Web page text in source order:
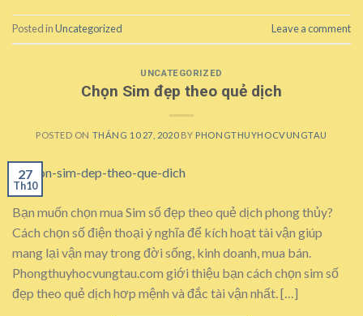
Posted inUncategorized Leave a comment
UNCATEGORIZED
Chọn Sim đẹp theo quẻ dịch
POSTED ON THÁNG 10 27, 2020BY PHONGTHUYHOCVUNGTAU
27
Th10
Bạn muốn chọn mua Sim số đẹp theo quẻ dịch phong thủy?
Cách chọn số điện thoại ý nghĩa để kích hoạt tài vận giúp
mang lại vận may trong đời sống, kinh doanh, mua bán.
Phongthuyhocvungtau.com giới thiệu bạn cách chọn sim số
đẹp theo quẻ dịch hơp mệnh và đắc tài vận nhất. […]